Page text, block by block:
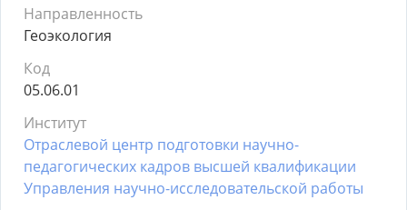
Направленность
Геоэкология
Код
05.06.01
Институт
Отраслевой центр подготовки научно-
педагогических кадров высшей квалификации
Управления научно-исследовательской работы